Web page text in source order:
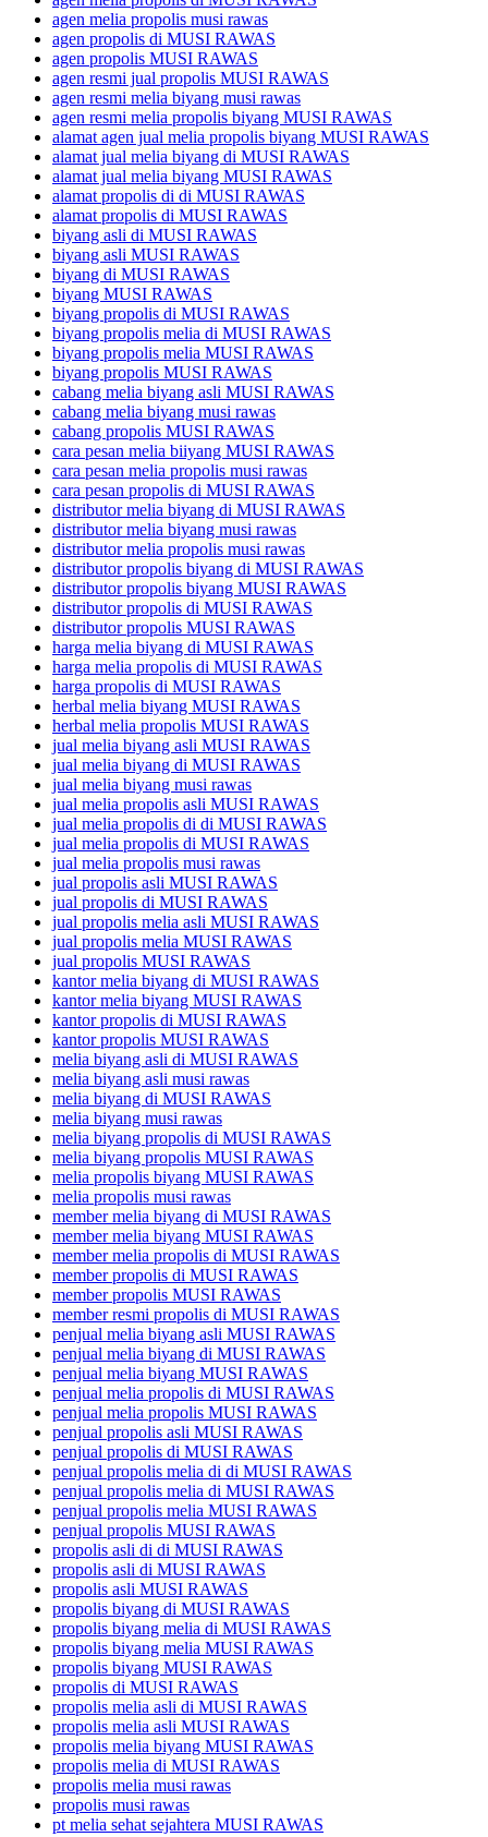
agen melia propolis musi rawas
agen propolis di MUSI RAWAS
agen propolis MUSI RAWAS
agen resmi jual propolis MUSI RAWAS
agen resmi melia biyang musi rawas
agen resmi melia propolis biyang MUSI RAWAS
alamat agen jual melia propolis biyang MUSI RAWAS
alamat jual melia biyang di MUSI RAWAS
alamat jual melia biyang MUSI RAWAS
alamat propolis di di MUSI RAWAS
alamat propolis di MUSI RAWAS
biyang asli di MUSI RAWAS
biyang asli MUSI RAWAS
biyang di MUSI RAWAS
biyang MUSI RAWAS
biyang propolis di MUSI RAWAS
biyang propolis melia di MUSI RAWAS
biyang propolis melia MUSI RAWAS
biyang propolis MUSI RAWAS
cabang melia biyang asli MUSI RAWAS
cabang melia biyang musi rawas
cabang propolis MUSI RAWAS
cara pesan melia biiyang MUSI RAWAS
cara pesan melia propolis musi rawas
cara pesan propolis di MUSI RAWAS
distributor melia biyang di MUSI RAWAS
distributor melia biyang musi rawas
distributor melia propolis musi rawas
distributor propolis biyang di MUSI RAWAS
distributor propolis biyang MUSI RAWAS
distributor propolis di MUSI RAWAS
distributor propolis MUSI RAWAS
harga melia biyang di MUSI RAWAS
harga melia propolis di MUSI RAWAS
harga propolis di MUSI RAWAS
herbal melia biyang MUSI RAWAS
herbal melia propolis MUSI RAWAS
jual melia biyang asli MUSI RAWAS
jual melia biyang di MUSI RAWAS
jual melia biyang musi rawas
jual melia propolis asli MUSI RAWAS
jual melia propolis di di MUSI RAWAS
jual melia propolis di MUSI RAWAS
jual melia propolis musi rawas
jual propolis asli MUSI RAWAS
jual propolis di MUSI RAWAS
jual propolis melia asli MUSI RAWAS
jual propolis melia MUSI RAWAS
jual propolis MUSI RAWAS
kantor melia biyang di MUSI RAWAS
kantor melia biyang MUSI RAWAS
kantor propolis di MUSI RAWAS
kantor propolis MUSI RAWAS
melia biyang asli di MUSI RAWAS
melia biyang asli musi rawas
melia biyang di MUSI RAWAS
melia biyang musi rawas
melia biyang propolis di MUSI RAWAS
melia biyang propolis MUSI RAWAS
melia propolis biyang MUSI RAWAS
melia propolis musi rawas
member melia biyang di MUSI RAWAS
member melia biyang MUSI RAWAS
member melia propolis di MUSI RAWAS
member propolis di MUSI RAWAS
member propolis MUSI RAWAS
member resmi propolis di MUSI RAWAS
penjual melia biyang asli MUSI RAWAS
penjual melia biyang di MUSI RAWAS
penjual melia biyang MUSI RAWAS
penjual melia propolis di MUSI RAWAS
penjual melia propolis MUSI RAWAS
penjual propolis asli MUSI RAWAS
penjual propolis di MUSI RAWAS
penjual propolis melia di di MUSI RAWAS
penjual propolis melia di MUSI RAWAS
penjual propolis melia MUSI RAWAS
penjual propolis MUSI RAWAS
propolis asli di di MUSI RAWAS
propolis asli di MUSI RAWAS
propolis asli MUSI RAWAS
propolis biyang di MUSI RAWAS
propolis biyang melia di MUSI RAWAS
propolis biyang melia MUSI RAWAS
propolis biyang MUSI RAWAS
propolis di MUSI RAWAS
propolis melia asli di MUSI RAWAS
propolis melia asli MUSI RAWAS
propolis melia biyang MUSI RAWAS
propolis melia di MUSI RAWAS
propolis melia musi rawas
propolis musi rawas
pt melia sehat sejahtera MUSI RAWAS